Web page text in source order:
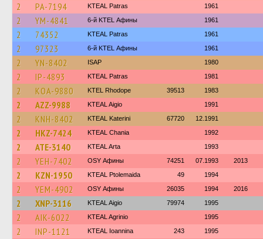
2 PA-7194 KTEAL Patras 1961
2 YM-4841 6-й KTEL Афины 1961
2 74352 KTEAL Patras 1961
2 97323 6-й KTEL Афины 1961
2 YN-8402 ISAP 1980
2 IP-4893 KTEAL Patras 1981
2 KOA-9880 KTEL Rhodope 39513 1983
2 AZZ-9988 KTEAL Aigio 1991
2 KNH-8402 KTEAL Katerini 67720 12.1991
2 HKZ-7424 KTEAL Chania 1992
2 ATE-3140 KTEAL Arta 1993
2 YEH-7402 OSY Афины 74251 07.1993 2013
2 KZN-1950 KTEAL Ptolemaida 49 1994
2 YEM-4902 OSY Афины 26035 1994 2016
2 XNP-3116 KTEAL Aigio 79974 1995
2 AIK-6022 KTEAL Agrinio 1995
2 INP-1121 KTEAL Ioannina 243 1995